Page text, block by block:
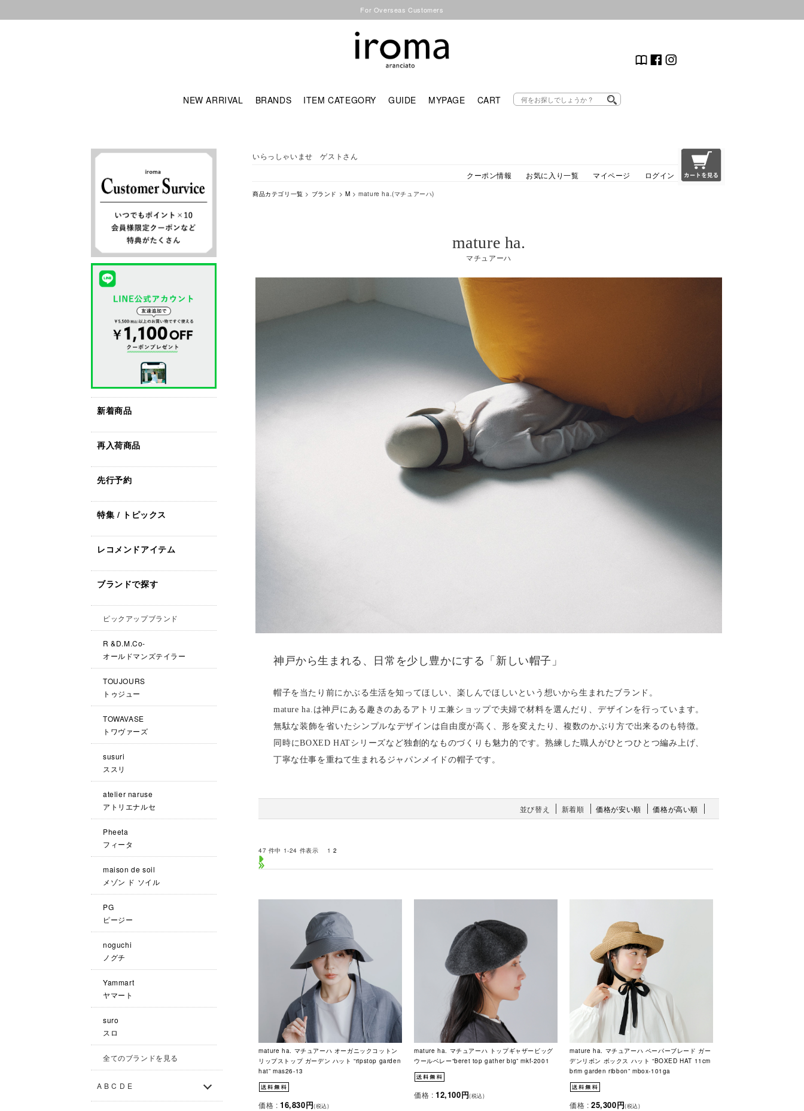
For Overseas Customers
NEW ARRIVAL BRANDS ITEM CATEGORY GUIDE MYPAGE CART
新着商品
再入荷商品
先行予約
特集 / トピックス
レコメンドアイテム
ブランドで探す
ピックアップブランド
R &D.M.Co-
オールドマンズテイラー
TOUJOURS
トゥジュー
TOWAVASE
トワヴァーズ
susuri
ススリ
atelier naruse
アトリエナルセ
Pheeta
フィータ
maison de soil
メゾン ド ソイル
PG
ピージー
noguchi
ノグチ
Yammart
ヤマート
suro
スロ
全てのブランドを見る
A B C D E
いらっしゃいませ ゲストさん
クーポン情報
お気に入り一覧 マイページ ログイン
商品カテゴリ一覧 > ブランド > M > mature ha.(マチュアーハ)
mature ha.
マチュアーハ
神戸から生まれる、日常を少し豊かにする「新しい帽子」
帽子を当たり前にかぶる生活を知ってほしい、楽しんでほしいという想いから生まれたブランド。
mature ha.は神戸にある趣きのあるアトリエ兼ショップで夫婦で材料を選んだり、デザインを行っています。
無駄な装飾を省いたシンプルなデザインは自由度が高く、形を変えたり、複数のかぶり方で出来るのも特徴。
同時にBOXED HATシリーズなど独創的なものづくりも魅力的です。熟練した職人がひとつひとつ編み上げ、
丁寧な仕事を重ねて生まれるジャパンメイドの帽子です。
並び替え 新着順 価格が安い順 価格が高い順
47 件中 1-24 件表示 1 2
mature ha. マチュアーハ オーガニックコットン
リップストップ ガーデン ハット “ripstop garden
hat” mas26-13
価格 : 16,830円(税込)
mature ha. マチュアーハ トップギャザービッグ
ウールベレー“beret top gather big” mkf-2001
価格 : 12,100円(税込)
mature ha. マチュアーハ ペーパーブレード ガー
デンリボン ボックス ハット “BOXED HAT 11cm
brim garden ribbon” mbox-101ga
価格 : 25,300円(税込)